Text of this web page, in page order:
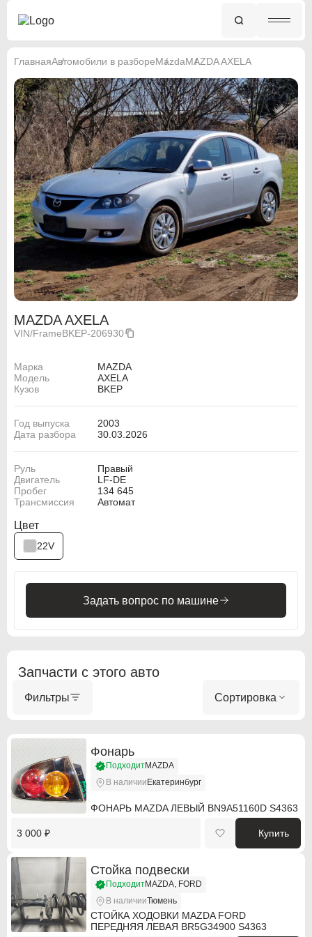
ГлавнаяАвтомобили в разбореMazdaMAZDA AXELA
MAZDA AXELA
VIN/FrameBKEP-206930
Марка
MAZDA
Модель
AXELA
Кузов
BKEP
Год выпуска
2003
Дата разбора
30.03.2026
Руль
Правый
Двигатель
LF-DE
Пробег
134 645
Трансмиссия
Автомат
Цвет
22V
Задать вопрос по машине
Запчасти с этого авто
Фильтры Сортировка
Фонарь
В наличии Екатеринбург
ПодходитMAZDA
ФОНАРЬ MAZDA ЛЕВЫЙ BN9A51160D S4363
3 000 ₽ Купить
Стойка подвески
В наличииТюмень
ПодходитMAZDA, FORD
СТОЙКА ХОДОВКИ MAZDA FORD
ПЕРЕДНЯЯ ЛЕВАЯ BR5G34900 S4363
Audi
BMW
BMW Motorrad
Chevrolet
Chrysler
Citroen
Audi
BMW
BMW Motorrad
Chevrolet
Chrysler
Citroen